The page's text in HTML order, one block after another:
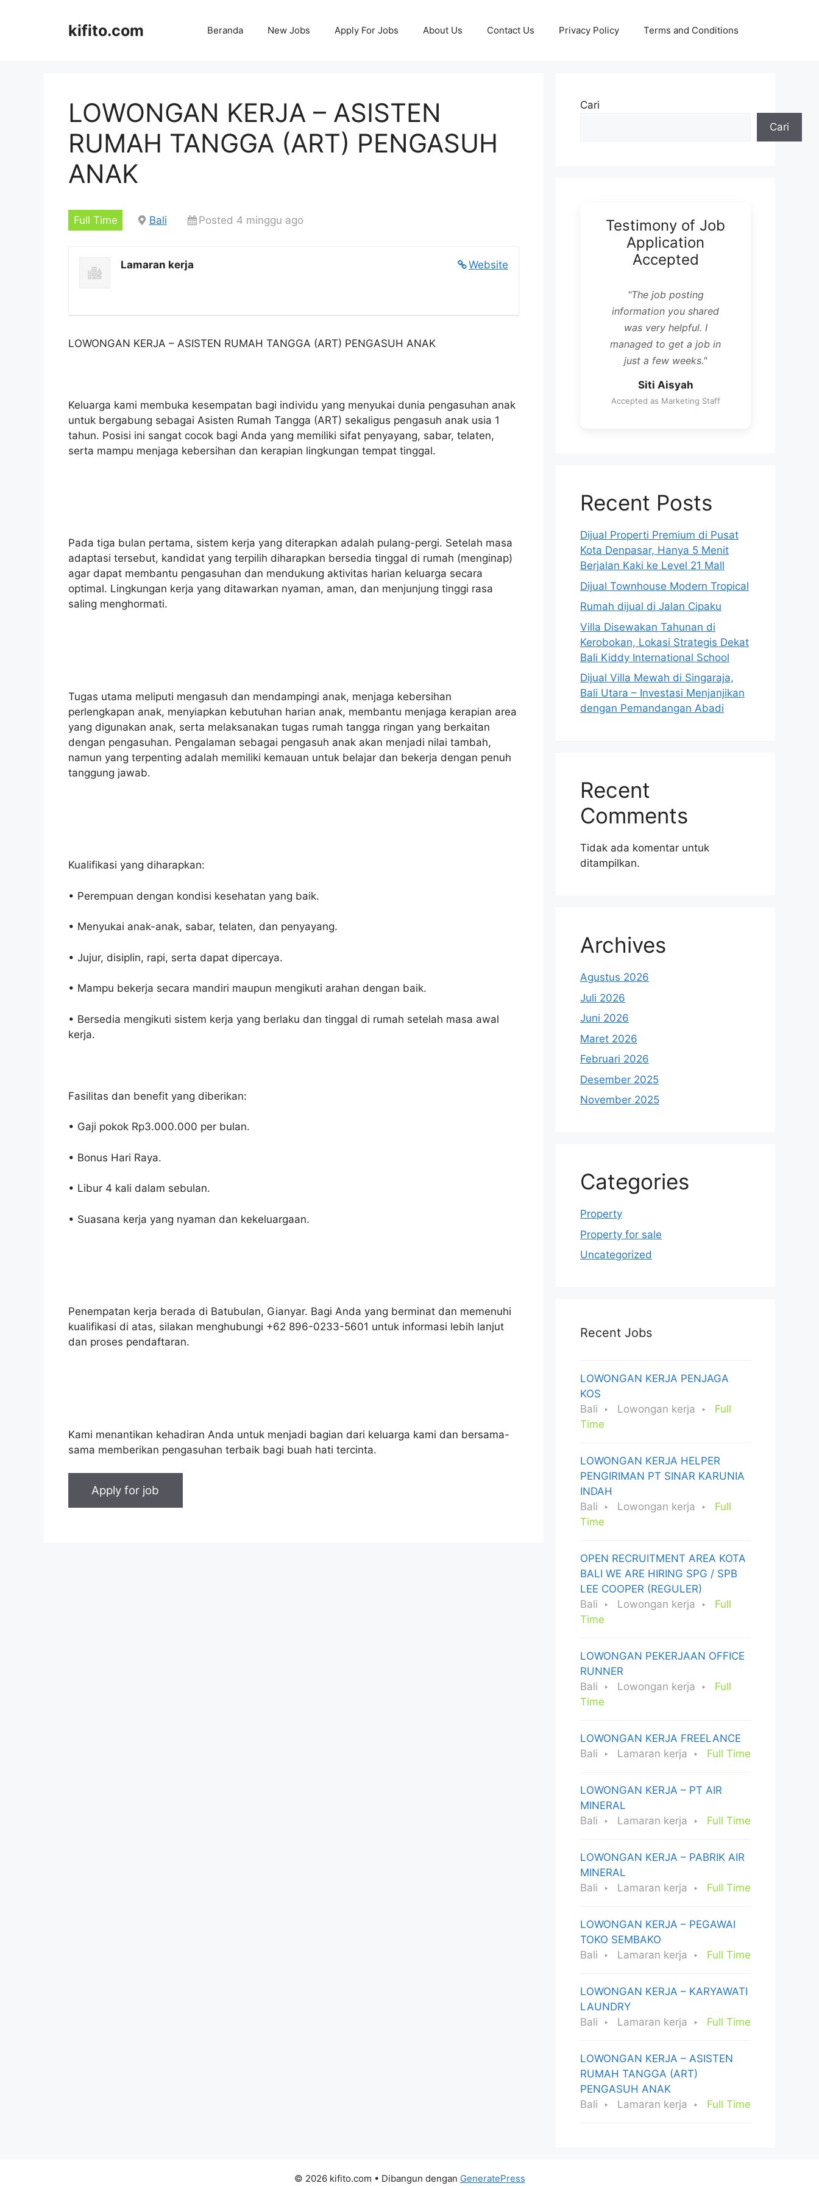
kifito.com Beranda New Jobs Apply For Jobs About Us Contact Us Privacy Policy Terms and Conditions
LOWONGAN KERJA – ASISTEN
RUMAH TANGGA (ART) PENGASUH
ANAK
Full Time Bali Posted 4 minggu ago
Website
Lamaran kerja
LOWONGAN KERJA – ASISTEN RUMAH TANGGA (ART) PENGASUH ANAK
Keluarga kami membuka kesempatan bagi individu yang menyukai dunia pengasuhan anak
untuk bergabung sebagai Asisten Rumah Tangga (ART) sekaligus pengasuh anak usia 1
tahun. Posisi ini sangat cocok bagi Anda yang memiliki sifat penyayang, sabar, telaten,
serta mampu menjaga kebersihan dan kerapian lingkungan tempat tinggal.
Pada tiga bulan pertama, sistem kerja yang diterapkan adalah pulang-pergi. Setelah masa
adaptasi tersebut, kandidat yang terpilih diharapkan bersedia tinggal di rumah (menginap)
agar dapat membantu pengasuhan dan mendukung aktivitas harian keluarga secara
optimal. Lingkungan kerja yang ditawarkan nyaman, aman, dan menjunjung tinggi rasa
saling menghormati.
Tugas utama meliputi mengasuh dan mendampingi anak, menjaga kebersihan
perlengkapan anak, menyiapkan kebutuhan harian anak, membantu menjaga kerapian area
yang digunakan anak, serta melaksanakan tugas rumah tangga ringan yang berkaitan
dengan pengasuhan. Pengalaman sebagai pengasuh anak akan menjadi nilai tambah,
namun yang terpenting adalah memiliki kemauan untuk belajar dan bekerja dengan penuh
tanggung jawab.
Kualifikasi yang diharapkan:
• Perempuan dengan kondisi kesehatan yang baik.
• Menyukai anak-anak, sabar, telaten, dan penyayang.
• Jujur, disiplin, rapi, serta dapat dipercaya.
• Mampu bekerja secara mandiri maupun mengikuti arahan dengan baik.
• Bersedia mengikuti sistem kerja yang berlaku dan tinggal di rumah setelah masa awal
kerja.
Fasilitas dan benefit yang diberikan:
• Gaji pokok Rp3.000.000 per bulan.
• Bonus Hari Raya.
• Libur 4 kali dalam sebulan.
• Suasana kerja yang nyaman dan kekeluargaan.
Penempatan kerja berada di Batubulan, Gianyar. Bagi Anda yang berminat dan memenuhi
kualifikasi di atas, silakan menghubungi +62 896-0233-5601 untuk informasi lebih lanjut
dan proses pendaftaran.
Kami menantikan kehadiran Anda untuk menjadi bagian dari keluarga kami dan bersama-
sama memberikan pengasuhan terbaik bagi buah hati tercinta.
Cari
Cari
Testimony of Job
Application
Accepted
"The job posting
information you shared
was very helpful. I
managed to get a job in
just a few weeks."
Siti Aisyah
Accepted as Marketing Staff
Recent Posts
Dijual Properti Premium di Pusat
Kota Denpasar, Hanya 5 Menit
Berjalan Kaki ke Level 21 Mall
Dijual Townhouse Modern Tropical
Rumah dijual di Jalan Cipaku
Villa Disewakan Tahunan di
Kerobokan, Lokasi Strategis Dekat
Bali Kiddy International School
Dijual Villa Mewah di Singaraja,
Bali Utara – Investasi Menjanjikan
dengan Pemandangan Abadi
Recent
Comments
Tidak ada komentar untuk
ditampilkan.
Archives
Agustus 2026
Juli 2026
Juni 2026
Maret 2026
Februari 2026
Desember 2025
November 2025
Categories
Property
Property for sale
Uncategorized
Recent Jobs
LOWONGAN KERJA PENJAGA
KOS
Bali
Lowongan kerja
Full
Time
LOWONGAN KERJA HELPER
PENGIRIMAN PT SINAR KARUNIA
INDAH
Bali
Lowongan kerja
Full
Time
OPEN RECRUITMENT AREA KOTA
BALI WE ARE HIRING SPG / SPB
LEE COOPER (REGULER)
Bali
Lowongan kerja
Full
Time
LOWONGAN PEKERJAAN OFFICE
RUNNER
Bali
Lowongan kerja
Full
Time
LOWONGAN KERJA FREELANCE
Bali
Lamaran kerja Full Time
LOWONGAN KERJA – PT AIR
MINERAL
Bali
Lamaran kerja Full Time
LOWONGAN KERJA – PABRIK AIR
MINERAL
Bali
Lamaran kerja Full Time
LOWONGAN KERJA – PEGAWAI
TOKO SEMBAKO
Bali
Lamaran kerja Full Time
LOWONGAN KERJA – KARYAWATI
LAUNDRY
Bali
Lamaran kerja Full Time
LOWONGAN KERJA – ASISTEN
RUMAH TANGGA (ART)
PENGASUH ANAK
Bali
Lamaran kerja Full Time
© 2026 kifito.com • Dibangun dengan GeneratePress